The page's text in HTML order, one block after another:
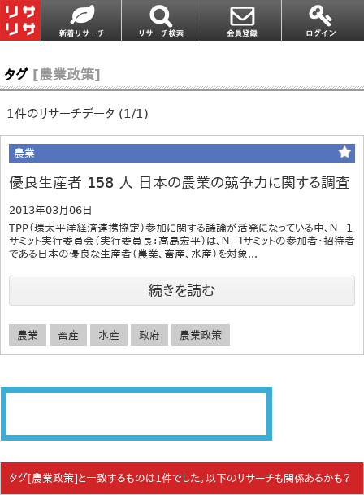
タグ [農業政策]
1件のリサーチデータ (1/1)
農業
優良生産者 158 人 日本の農業の競争力に関する調査
2013年03月06日
TPP（環太平洋経済連携協定）参加に関する議論が活発になっている中、Ｎ－1
サミット実行委員会（実行委員長：高島宏平）は、Ｎ－１サミットの参加者・招待者
である日本の優良な生産者（農業、畜産、水産）を対象...
続きを読む
農業 畜産 水産 政府 農業政策
タグ[農業政策]と一致するものは1件でした。以下のリサーチも関係あるかも？